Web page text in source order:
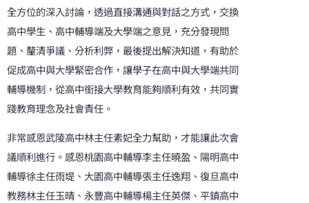
全方位的深入討論，透過直接溝通與對話之方式，交換
高中學生、高中輔導端及大學端之意見，充分發現問
題、釐清爭議、分析利弊，最後提出解決知道，有助於
促成高中與大學緊密合作，讓學子在高中與大學端共同
輔導機制，從高中銜接大學教育能夠順利有效，共同實
踐教育理念及社會責任。
非常感恩武陵高中林主任素妃全力幫助，才能讓此次會
議順利進行。感恩桃園高中輔導李主任曉盈、陽明高中
輔導徐主任雨堤、大園高中輔導張主任逸翔、復旦高中
教務林主任玉晴、永豐高中輔導楊主任英傑、平鎮高中